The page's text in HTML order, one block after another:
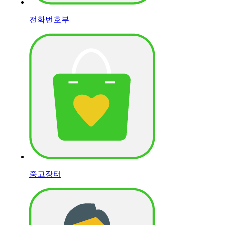
전화번호부
중고장터